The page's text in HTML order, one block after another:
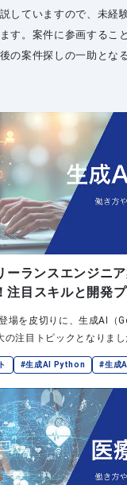
していますので、未経
す。案件に参画するこ
の案件探しの一助とな
ーランスエンジニ
注目スキルと開発
場を皮切りに、生成AI（
の注目トピックとなりまし
ど、その応用範囲はビジネ
、多くの産業で「ゲームチ
います。
#生成AI Python #生成